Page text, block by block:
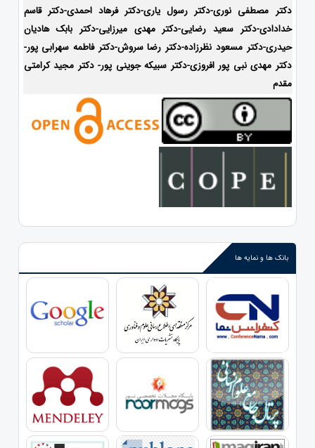
دکتر مصطفی نوری-دکتر رسول یاری-دکتر فرهاد احمدی-دکتر قاسم
خدادادی-دکتر سعید رضایی-دکتر مهدی میرزایی-دکتر بابک هادیان
حیدری-دکتر مسعود نظرزاده-دکتر رضا سروش-دکتر فاطمه سهرابی پور-
دکتر مهدی نبی پور افروزی-دکتر سبیکه جوینی پور- دکتر مجید کرامتی
مقدم
بانک ها و نمایه ها